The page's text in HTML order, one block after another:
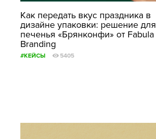
Как передать вкус праздника в
дизайне упаковки: решение для
печенья «Брянконфи» от Fabula
Branding
#КЕЙСЫ 5405